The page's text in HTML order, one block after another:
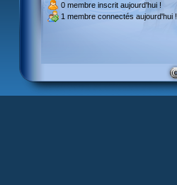
0 membre inscrit aujourd'hui !
1 membre connectés aujourd'hui !